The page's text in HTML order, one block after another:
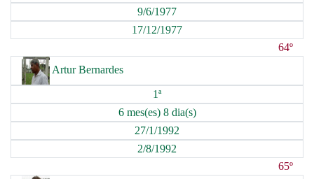
9/6/1977
17/12/1977
64º
Artur Bernardes
1ª
6 mes(es) 8 dia(s)
27/1/1992
2/8/1992
65º